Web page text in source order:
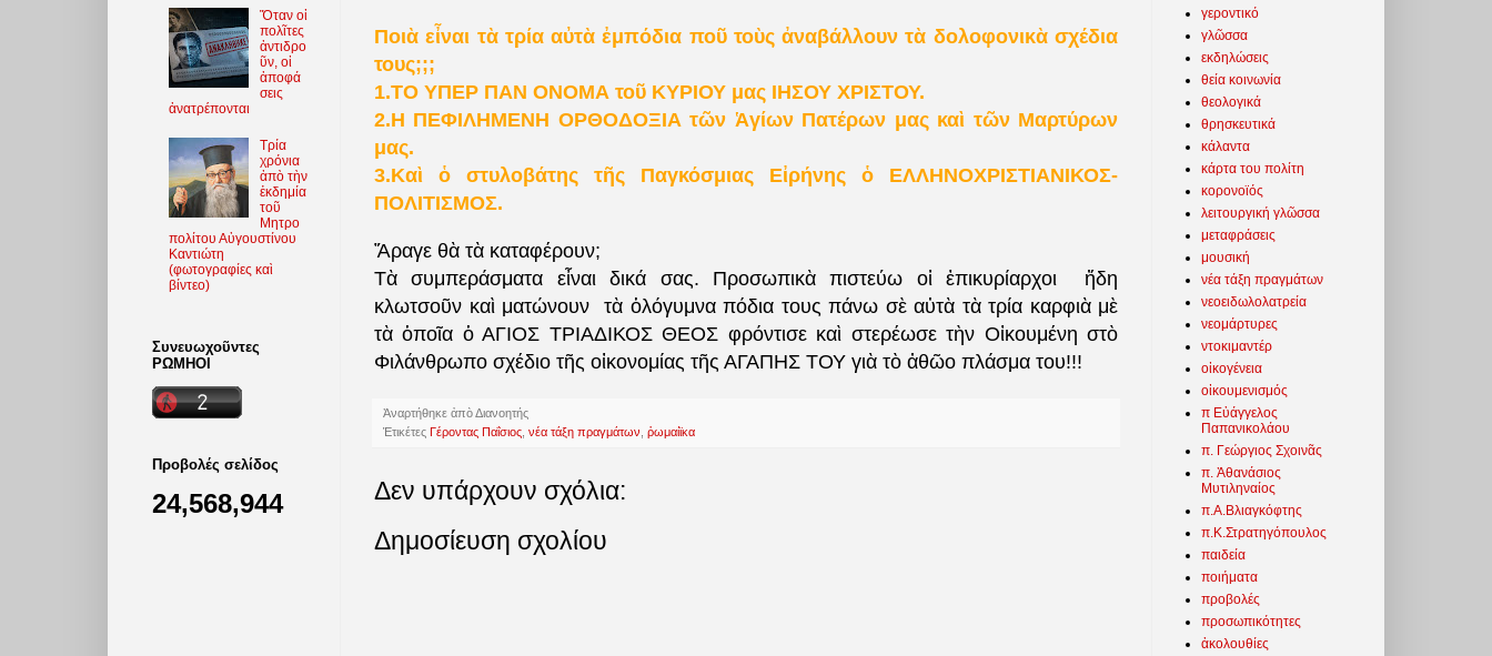
Ποιὰ εἶναι τὰ τρία αὐτὰ ἐμπόδια ποῦ τοὺς ἀναβάλλουν τὰ δολοφονικὰ σχέδια
τους;;;
1.ΤΟ ΥΠΕΡ ΠΑΝ ΟΝΟΜΑ τοῦ ΚΥΡΙΟΥ μας ΙΗΣΟΥ ΧΡΙΣΤΟΥ.
2.Η ΠΕΦΙΛΗΜΕΝΗ ΟΡΘΟΔΟΞΙΑ τῶν Ἁγίων Πατέρων μας καὶ τῶν Μαρτύρων
μας.
3.Καὶ ὁ στυλοβάτης τῆς Παγκόσμιας Εἰρήνης ὁ ΕΛΛΗΝΟΧΡΙΣΤΙΑΝΙΚΟΣ-
ΠΟΛΙΤΙΣΜΟΣ.
Ἄραγε θὰ τὰ καταφέρουν;
Τὰ συμπεράσματα εἶναι δικά σας. Προσωπικὰ πιστεύω οἱ ἐπικυρίαρχοι ἤδη
κλωτσοῦν καὶ ματώνουν τὰ ὁλόγυμνα πόδια τους πάνω σὲ αὐτὰ τὰ τρία καρφιὰ μὲ
τὰ ὁποῖα ὁ ΑΓΙΟΣ ΤΡΙΑΔΙΚΟΣ ΘΕΟΣ φρόντισε καὶ στερέωσε τὴν Οἰκουμένη στὸ
Φιλάνθρωπο σχέδιο τῆς οἰκονομίας τῆς ΑΓΑΠΗΣ ΤΟΥ γιὰ τὸ ἀθῶο πλάσμα του!!!
Ἀναρτήθηκε ἀπὸΔιανοητής
Ἐτικέτες Γέροντας Παΐσιος νέα τάξη πραγμάτων ῥωμαίϊκα
Δεν υπάρχουν σχόλια:
Δημοσίευση σχολίου
Ὅταν οἱ
πολῖτες
ἀντιδρο
ῦν, οἱ
ἀποφά
σεις
ἀνατρέπονται
Τρία
χρόνια
ἀπὸ τὴν
ἐκδημία
τοῦ
Μητρο
πολίτου Αὐγουστίνου
Καντιώτη
(φωτoγραφίες καὶ
βίντεο)
Συνευωχοῦντες
ΡΩΜΗΟΙ
Προβολές σελίδος
24,568,944
γεροντικό
γλῶσσα
εκδηλώσεις
θεία κοινωνία
θεολογικά
θρησκευτικά
κάλαντα
κάρτα του πολίτη
κορονοϊός
λειτουργική γλῶσσα
μεταφράσεις
μουσική
νέα τάξη πραγμάτων
νεοειδωλολατρεία
νεομάρτυρες
ντοκιμαντέρ
οἰκογένεια
οἰκουμενισμός
π Εὐάγγελος
Παπανικολάου
π. Γεώργιος Σχοινᾶς
π. Ἀθανάσιος
Μυτιληναίος
π.Α.Βλιαγκόφτης
π.Κ.Στρατηγόπουλος
παιδεία
ποιήματα
προβολές
προσωπικότητες
ἀκολουθίες